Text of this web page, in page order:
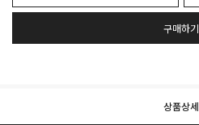
구매하기
상품상세